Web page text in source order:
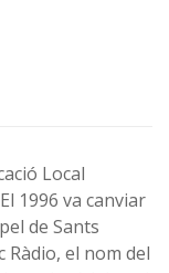
Local
1996 va canviar
de Sants
Ràdio, el nom del